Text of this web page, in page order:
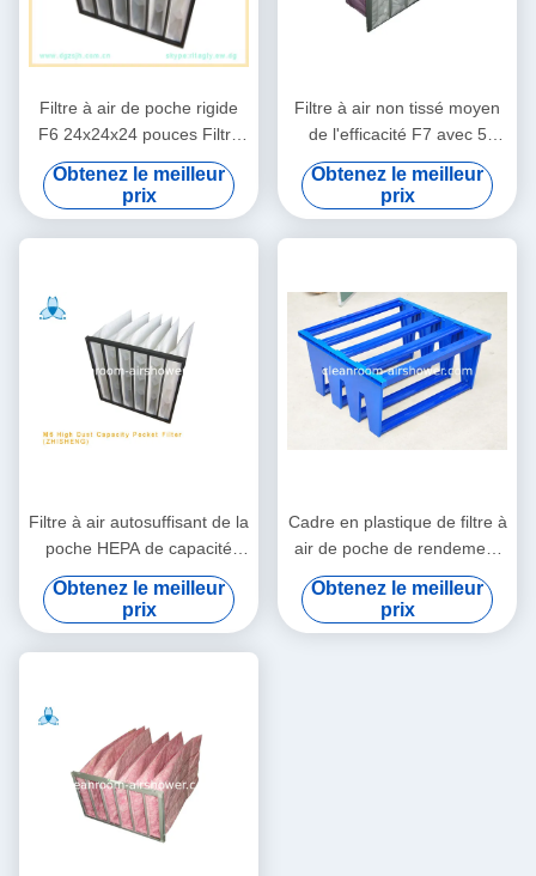
Filtre à air de poche rigide
F6 24x24x24 pouces Filtre
synétique pour turbines à
gaz
Obtenez le meilleur
prix
Filtre à air non tissé moyen
de l'efficacité F7 avec 5
poches, 595*595*500
Obtenez le meilleur
prix
Filtre à air autosuffisant de la
poche HEPA de capacité
élevée de la poussière M6
pour des turbines à gaz
Obtenez le meilleur
prix
Cadre en plastique de filtre à
air de poche de rendement
élevé, cadre en aluminium
ou facultatif galvanisé
Obtenez le meilleur
prix